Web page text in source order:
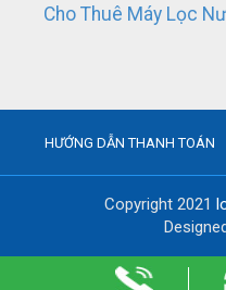
Cho Thuê Máy Lọc
HƯỚNG DẪN THANH TOÁN
Copyright 2021